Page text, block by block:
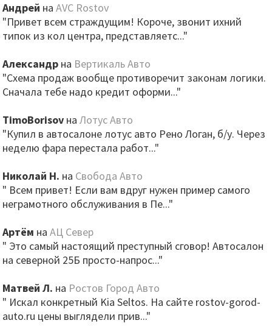
Андрей наAVC Rostov
"Привет всем страждущим! Короче, звонит ихний
типок из кол центра, представляетс..."
Александр на Вертикаль Авто
"Схема продаж вообще противоречит законам логики.
Сначала тебе надо кредит оформи..."
TimoBorisov наЛотус Авто
"Купил в автосалоне лотус авто Рено Логан, б/у. Через
неделю фара перестала работ..."
Николай Н. на Свобода Авто
" Всем привет! Если вам вдруг нужен пример самого
неграмотного обслуживания в Пе..."
Артём наАЦ Север
" Это самый настоящий преступный сговор! Автосалон
на северной 25Б просто-напрос..."
Матвей Л. на Ростов Город Авто
" Искал конкретный Kia Seltos. На сайте rostov-gorod-
auto.ru цены выглядели прив..."